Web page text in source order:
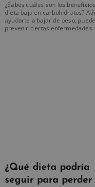
¿Sabes cuáles son los
dieta baja en carbohidratos?
ayudarte a bajar de peso, puede
prevenir ciertas enfermedades.
¿Qué dieta podría
seguir para perder